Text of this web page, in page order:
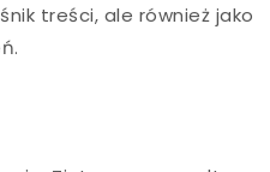
treści, ale również jako